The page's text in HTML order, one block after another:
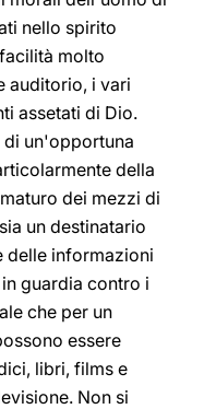
nello spirito
molto
auditorio, i vari
assetati di Dio.
di un'opportuna
della
dei mezzi di
un destinatario
delle informazioni
guardia contro i
che per un
essere
libri, films e
Non si